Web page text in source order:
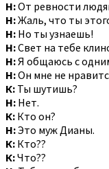
Н:От ревности
Н:Жаль, что ты
Н: Но ты узнаешь!
Н:Свет на тебе
Н:Я общаюсь с
Н:Он мне не
К: Ты шутишь?
Н: Нет.
К: Кто он?
Н:Это муж Дианы.
К: Кто??
К:Что??